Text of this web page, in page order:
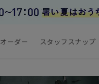
オーダー スタッフスナップ